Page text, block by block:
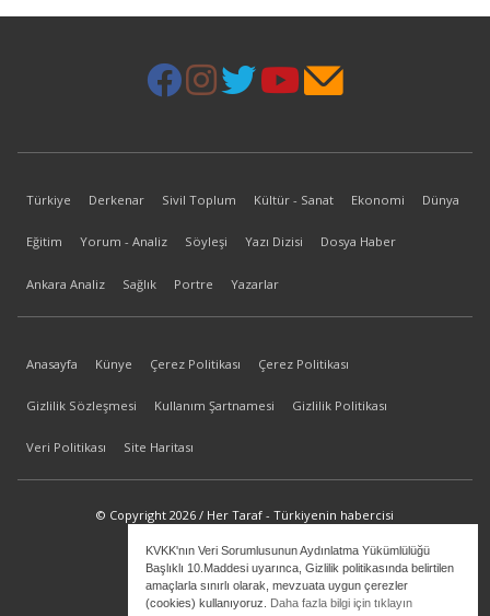
KVKK'nın Veri Sorumlusunun Aydınlatma Yükümlülüğü
Başlıklı 10.Maddesi uyarınca, Gizlilik politikasında belirtilen
amaçlarla sınırlı olarak, mevzuata uygun çerezler
(cookies) kullanıyoruz. Daha fazla bilgi için tıklayın
Türkiye Derkenar Sivil Toplum Kültür - Sanat Ekonomi Dünya
Eğitim Yorum - Analiz Söyleşi Yazı Dizisi Dosya Haber
Ankara Analiz Sağlık Portre Yazarlar
Anasayfa Künye Çerez Politikası Çerez Politikası
Gizlilik Sözleşmesi Kullanım Şartnamesi Gizlilik Politikası
Veri Politikası Site Haritası
© Copyright 2026 / Her Taraf - Türkiyenin habercisi
bilgi@hertaraf.com